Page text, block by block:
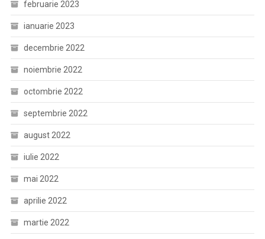
februarie 2023
ianuarie 2023
decembrie 2022
noiembrie 2022
octombrie 2022
septembrie 2022
august 2022
iulie 2022
mai 2022
aprilie 2022
martie 2022